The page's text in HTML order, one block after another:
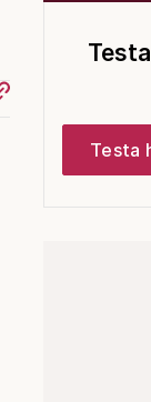
Testa